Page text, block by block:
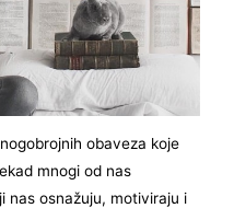
obaveza koje
mnogi od nas
nas osnažuju, motiviraju i